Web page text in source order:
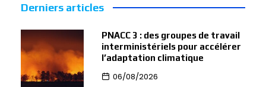
Derniers articles
PNACC 3 : des groupes de travail
interministériels pour accélérer
l’adaptation climatique
06/08/2026